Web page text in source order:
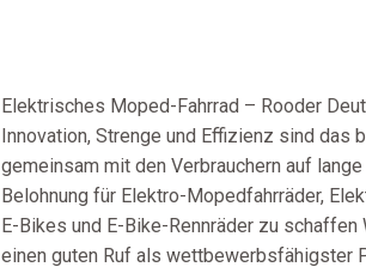
Elektrisches Moped-Fahrrad – Rooder
Innovation, Strenge und Effizienz sind das
gemeinsam mit den Verbrauchern auf
Belohnung für Elektro-Mopedfahrräder,
E-Bikes und E-Bike-Rennräder zu
einen guten Ruf als wettbewerbsfähigster